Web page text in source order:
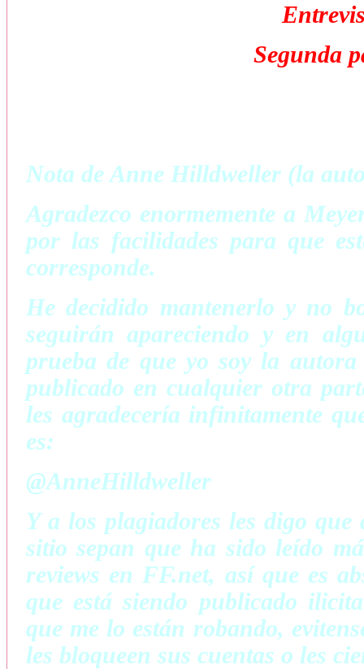
Segunda
Nota de Anne Hilldweller (la
Agradezco enormemente a
por las facilidades para que
corresponde.
He decidido mantenerlo y no
seguirán apareciendo y en
prueba de que yo soy la
publicado en cualquier otra
les agradecería infinitamente
es:
@AnneHilldweller
Y a los plagiadores les digo
sitio sepan que ha sido leído
reviews en FF.net, así que es
que está siendo publicado
que me lo están robando,
les bloqueen sus cuentas o les